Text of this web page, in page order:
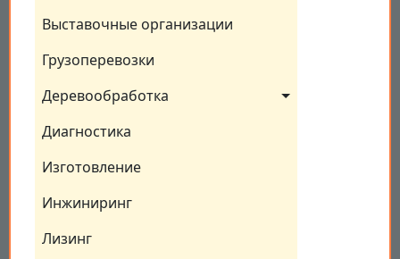
Выставочные организации
Грузоперевозки
Деревообработка
Диагностика
Изготовление
Инжиниринг
Лизинг